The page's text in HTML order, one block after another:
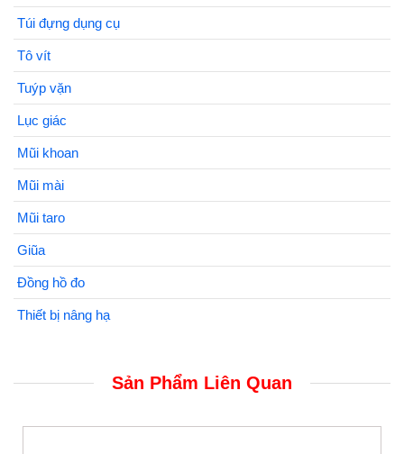
Túi đựng dụng cụ
Tô vít
Tuýp vặn
Lục giác
Mũi khoan
Mũi mài
Mũi taro
Giũa
Đồng hồ đo
Thiết bị nâng hạ
Sản Phẩm Liên Quan